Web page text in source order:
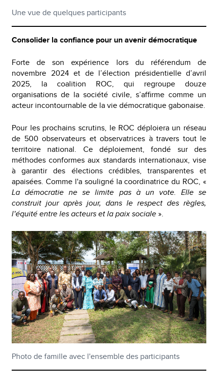
Une vue de quelques participants
Consolider la confiance pour un avenir démocratique
Forte de son expérience lors du référendum de
novembre 2024 et de l’élection présidentielle d’avril
2025, la coalition ROC, qui regroupe douze
organisations de la société civile, s’affirme comme un
acteur incontournable de la vie démocratique gabonaise.
Pour les prochains scrutins, le ROC déploiera un réseau
de 500 observateurs et observatrices à travers tout le
territoire national. Ce déploiement, fondé sur des
méthodes conformes aux standards internationaux, vise
à garantir des élections crédibles, transparentes et
apaisées. Comme l'a souligné la coordinatrice du ROC, «
La démocratie ne se limite pas à un vote. Elle se
construit jour après jour, dans le respect des règles,
l’équité entre les acteurs et la paix sociale».
Photo de famille avec l'ensemble des participants